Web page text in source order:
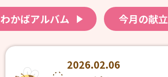
わかばアルバム 今月の献立
2026.02.06